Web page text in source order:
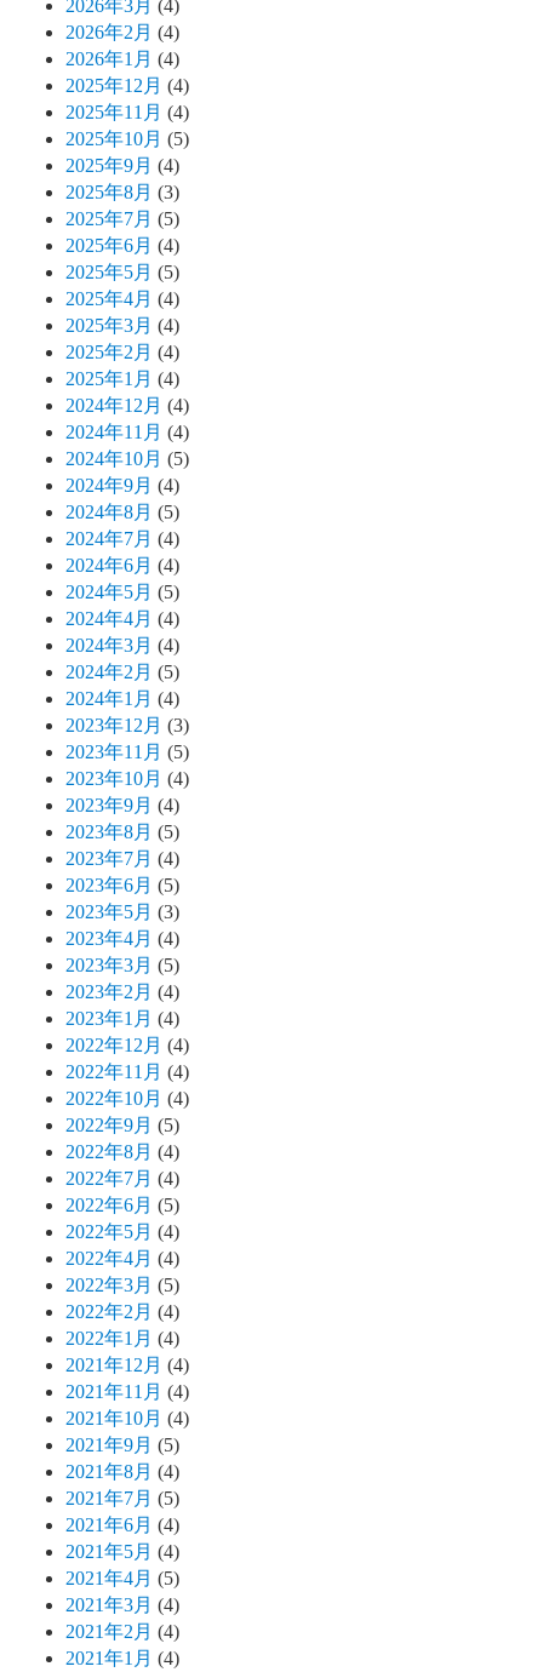
2026年3月 (4)
2026年2月 (4)
2026年1月 (4)
2025年12月 (4)
2025年11月 (4)
2025年10月 (5)
2025年9月 (4)
2025年8月 (3)
2025年7月 (5)
2025年6月 (4)
2025年5月 (5)
2025年4月 (4)
2025年3月 (4)
2025年2月 (4)
2025年1月 (4)
2024年12月 (4)
2024年11月 (4)
2024年10月 (5)
2024年9月 (4)
2024年8月 (5)
2024年7月 (4)
2024年6月 (4)
2024年5月 (5)
2024年4月 (4)
2024年3月 (4)
2024年2月 (5)
2024年1月 (4)
2023年12月 (3)
2023年11月 (5)
2023年10月 (4)
2023年9月 (4)
2023年8月 (5)
2023年7月 (4)
2023年6月 (5)
2023年5月 (3)
2023年4月 (4)
2023年3月 (5)
2023年2月 (4)
2023年1月 (4)
2022年12月 (4)
2022年11月 (4)
2022年10月 (4)
2022年9月 (5)
2022年8月 (4)
2022年7月 (4)
2022年6月 (5)
2022年5月 (4)
2022年4月 (4)
2022年3月 (5)
2022年2月 (4)
2022年1月 (4)
2021年12月 (4)
2021年11月 (4)
2021年10月 (4)
2021年9月 (5)
2021年8月 (4)
2021年7月 (5)
2021年6月 (4)
2021年5月 (4)
2021年4月 (5)
2021年3月 (4)
2021年2月 (4)
2021年1月 (4)